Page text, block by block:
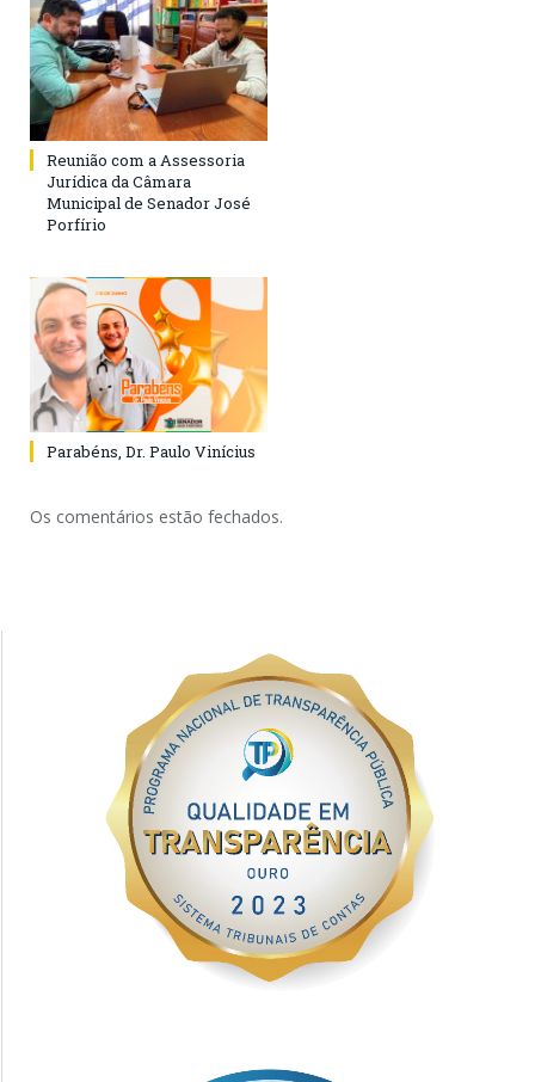
Reunião com a Assessoria
Jurídica da Câmara
Municipal de Senador José
Porfírio
Parabéns, Dr. Paulo Vinícius
Os comentários estão fechados.